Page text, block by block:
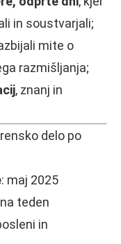
in soustvarjali;
mite o
razmišljanja;
, znanj in
delo po
: maj 2025
teden
in